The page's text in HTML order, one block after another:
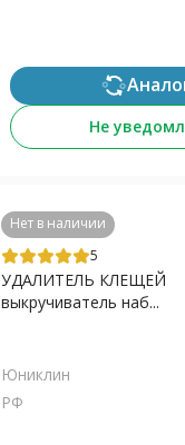
Не
Нет в наличии
5
УДАЛИТЕЛЬ КЛЕЩЕЙ
выкручиватель наб...
Юниклин
РФ